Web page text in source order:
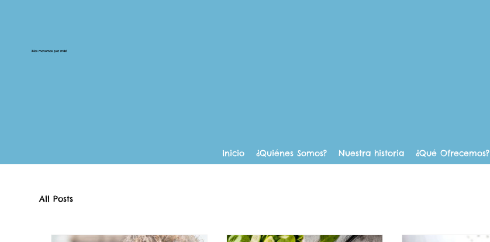
¡Nos movemos por más!
Inicio ¿Quiénes Somos? Nuestra historia ¿Qué Ofrecemos?
All Posts